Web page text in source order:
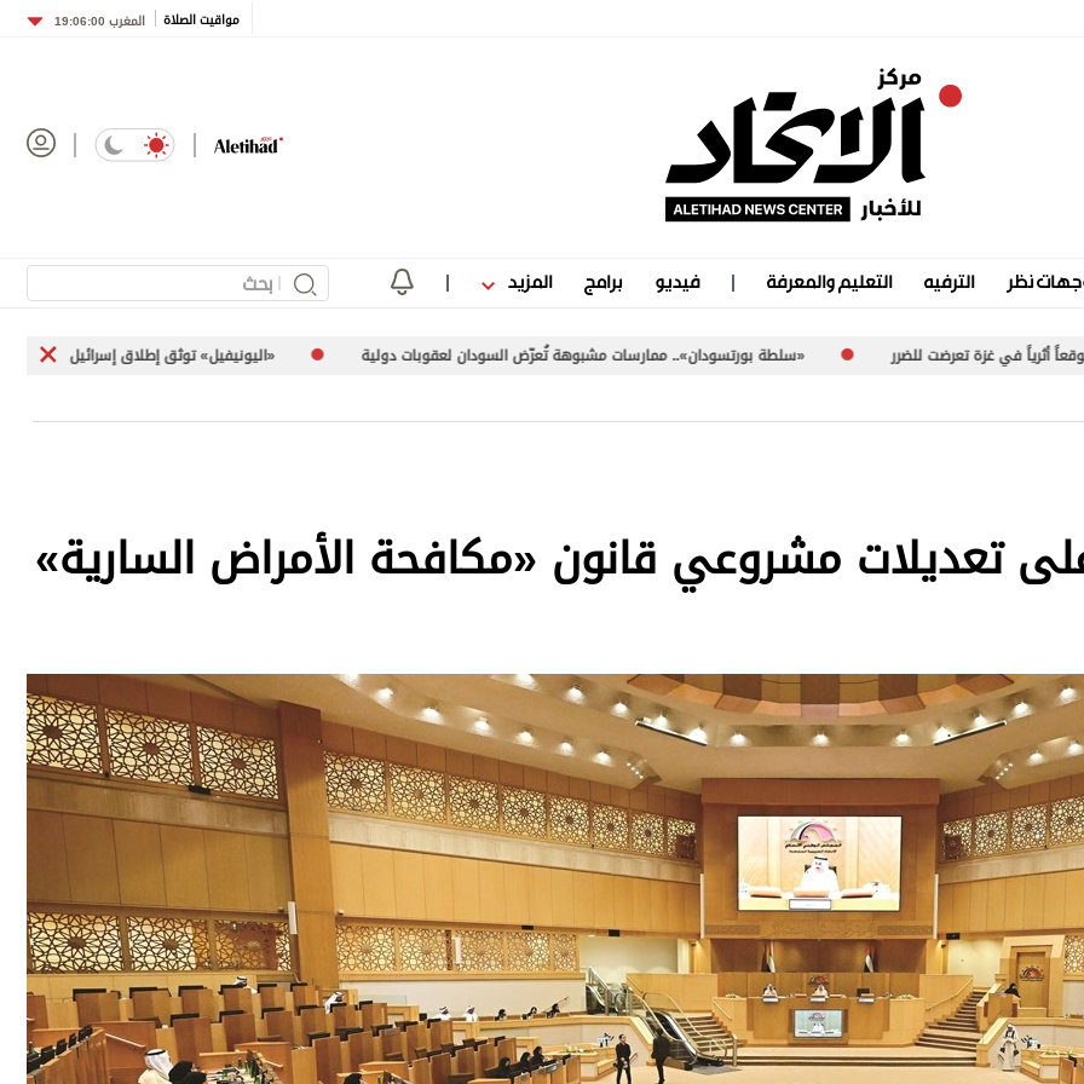
مواقيت الصلاة المغرب 19:06:00
نظر الترفيه التعليم والمعرفة فيديو برامج المزيد
«سلطة بورتسودان».. ممارسات مشبوهة تُعرّض السودان لعقوبات دولية «اليونيفيل» توثق إطلاق إسرائيل 113 مقذوفاً على جنوب لبنان
تعديلات مشروعي قانون «مكافحة الأمراض السارية»